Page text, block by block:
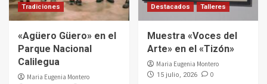
Tradiciones
«Agüero Güero» en el
Parque Nacional
Calilegua
Maria Eugenia Montero
Destacados
Talleres
Muestra «Voces del
Arte» en el «Tizón»
Maria Eugenia Montero
15 julio, 2026 0